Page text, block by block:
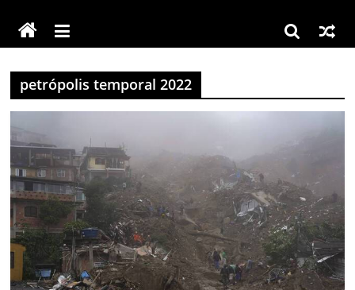
Brasil
As
principais
notícias
do
Brasil
e
do
mundo.
petrópolis temporal 2022